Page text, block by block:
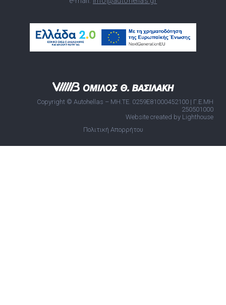
Copyright © Autohellas – ΜΗ.ΤΕ. 0259E81000452100 | Γ.Ε.ΜΗ
250501000
Website created by Lighthouse
Πολιτική Απορρήτου